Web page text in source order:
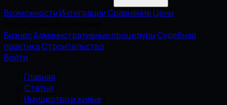
ВозможностиИнтеграцииСравнениеЦены
БизнесАдминистративные процедурыСудебная
практикаСтроительство
Войти
Главная
Статьи
Имущество и жилье